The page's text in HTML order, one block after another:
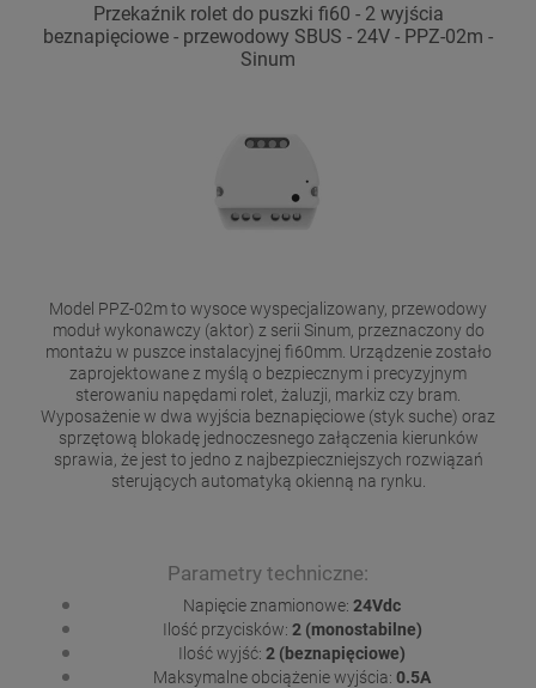
Przekaźnik rolet do puszki fi60 - 2 wyjścia
beznapięciowe - przewodowy SBUS - 24V - PPZ-02m -
Sinum
Model PPZ-02m to wysoce wyspecjalizowany, przewodowy
moduł wykonawczy (aktor) z serii Sinum, przeznaczony do
montażu w puszce instalacyjnej fi60mm. Urządzenie zostało
zaprojektowane z myślą o bezpiecznym i precyzyjnym
sterowaniu napędami rolet, żaluzji, markiz czy bram.
Wyposażenie w dwa wyjścia beznapięciowe (styk suche) oraz
sprzętową blokadę jednoczesnego załączenia kierunków
sprawia, że jest to jedno z najbezpieczniejszych rozwiązań
sterujących automatyką okienną na rynku.
Parametry techniczne:
Napięcie znamionowe: 24Vdc
Ilość przycisków: 2 (monostabilne)
Ilość wyjść: 2 (beznapięciowe)
Maksymalne obciążenie wyjścia: 0.5A